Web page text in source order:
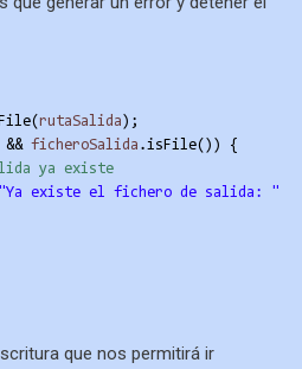
rutaSalida );
ficheroSalida .isFile()) {
ya existe
"Ya existe el fichero de salida: "
que nos permitirá ir